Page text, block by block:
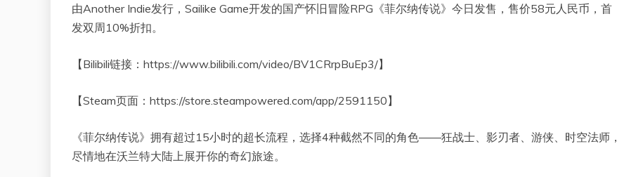
由Another Indie发行，Sailike Game开发的国产怀旧冒险RPG《菲尔纳传说》今日发售，售价58元人民币，首
发双周10%折扣。
【Bilibili链接：https://www.bilibili.com/video/BV1CRrpBuEp3/】
【Steam页面：https://store.steampowered.com/app/2591150】
《菲尔纳传说》拥有超过15小时的超长流程，选择4种截然不同的角色——狂战士、影刃者、游侠、时空法师，
尽情地在沃兰特大陆上展开你的奇幻旅途。